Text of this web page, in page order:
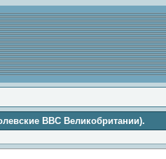
ВВС Великобритании).